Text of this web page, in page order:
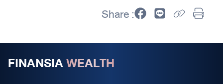
Share :
FINANSIAWEALTH